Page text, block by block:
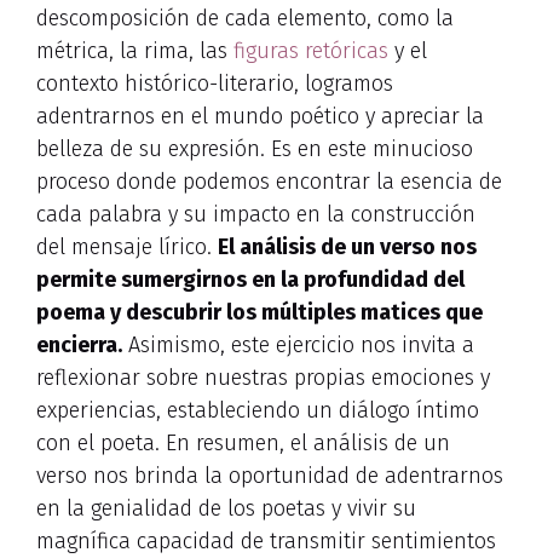
descomposición de cada elemento, como la
métrica, la rima, las figuras retóricas y el
contexto histórico-literario, logramos
adentrarnos en el mundo poético y apreciar la
belleza de su expresión. Es en este minucioso
proceso donde podemos encontrar la esencia de
cada palabra y su impacto en la construcción
del mensaje lírico. El análisis de un verso nos
permite sumergirnos en la profundidad del
poema y descubrir los múltiples matices que
encierra. Asimismo, este ejercicio nos invita a
reflexionar sobre nuestras propias emociones y
experiencias, estableciendo un diálogo íntimo
con el poeta. En resumen, el análisis de un
verso nos brinda la oportunidad de adentrarnos
en la genialidad de los poetas y vivir su
magnífica capacidad de transmitir sentimientos